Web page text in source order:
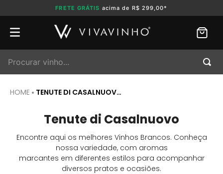
FRETE GRÁTIS acima de R$ 299,00*
TENUTE DI CASALNUOVO
Tenute di Casalnuovo
Encontre aqui os melhores Vinhos Brancos. Conheça
nossa variedade, com aromas
marcantes em diferentes estilos para acompanhar
diversos pratos e ocasiões.